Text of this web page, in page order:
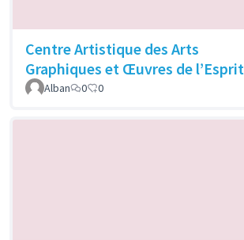
Centre Artistique des Arts
Graphiques et Œuvres de l’Esprit
Alban 0 0